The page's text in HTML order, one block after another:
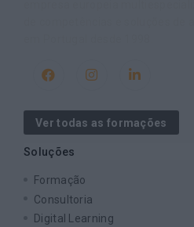
Ver todas as formações
Soluções
Formação
Consultoria
Digital Learning